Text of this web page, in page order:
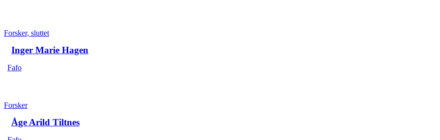
Forsker, sluttet
Inger Marie Hagen
Fafo
Forsker
Åge Arild Tiltnes